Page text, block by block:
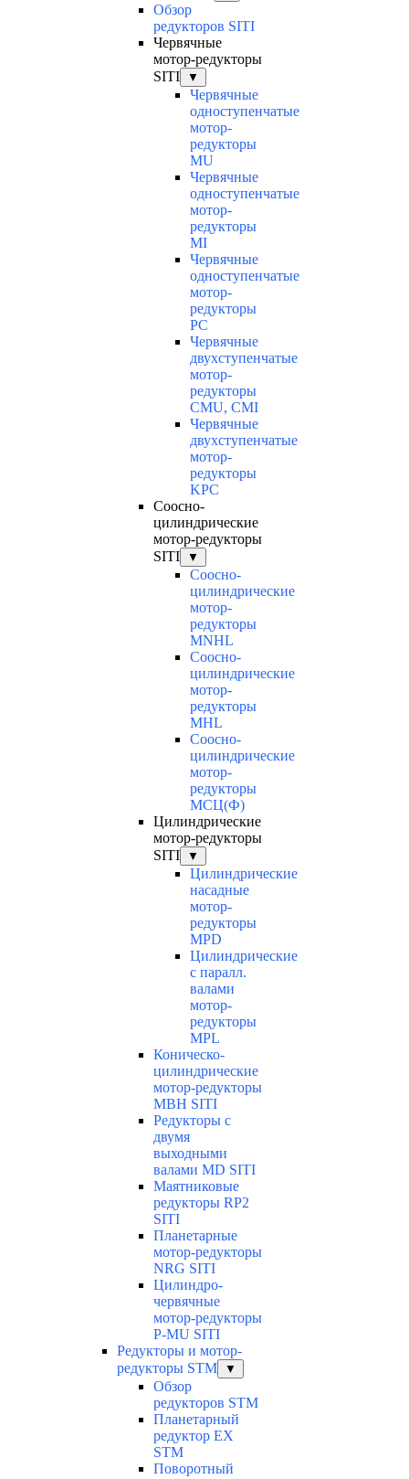
Обзор
редукторов SITI
Червячные
мотор-редукторы
SITI
▼
Червячные
одноступенчатые
мотор-
редукторы
MU
Червячные
одноступенчатые
мотор-
редукторы
MI
Червячные
одноступенчатые
мотор-
редукторы
PC
Червячные
двухступенчатые
мотор-
редукторы
CMU, CMI
Червячные
двухступенчатые
мотор-
редукторы
KPC
Соосно-
цилиндрические
мотор-редукторы
SITI
▼
Соосно-
цилиндрические
мотор-
редукторы
MNHL
Соосно-
цилиндрические
мотор-
редукторы
MHL
Соосно-
цилиндрические
мотор-
редукторы
МСЦ(Ф)
Цилиндрические
мотор-редукторы
SITI
▼
Цилиндрические
насадные
мотор-
редукторы
MPD
Цилиндрические
с паралл.
валами
мотор-
редукторы
MPL
Коническо-
цилиндрические
мотор-редукторы
MBH SITI
Редукторы с
двумя
выходными
валами MD SITI
Маятниковые
редукторы RP2
SITI
Планетарные
мотор-редукторы
NRG SITI
Цилиндро-
червячные
мотор-редукторы
P-MU SITI
Редукторы и мотор-
редукторы STM
▼
Обзор
редукторов STM
Планетарный
редуктор ЕХ
STM
Поворотный